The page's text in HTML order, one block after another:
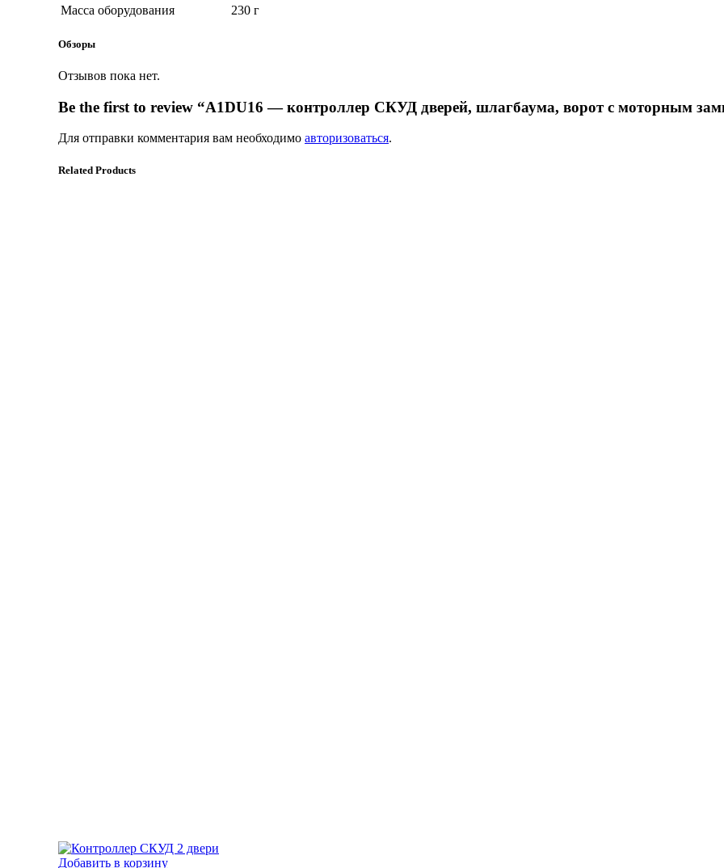
Масса оборудования
230 г
Обзоры
Отзывов пока нет.
Be the first to review “A1DU16 — контроллер СКУД дверей, шлагбаума, ворот с моторным
Для отправки комментария вам необходимо авторизоваться.
Related Products
Добавить в корзину